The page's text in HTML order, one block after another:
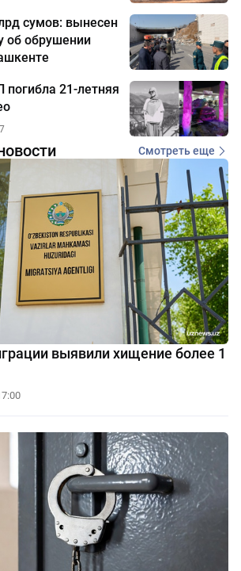
сумов: вынесен
об обрушении
21-летняя
Смотреть еще
выявили хищение более 1